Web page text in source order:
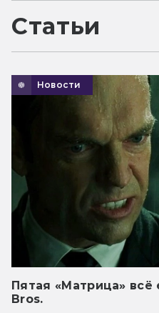
Статьи
Новости
Пятая «Матрица»
Bros.